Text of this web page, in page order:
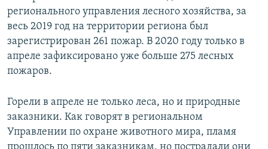
регионального управления лесного хозяйства, за
весь 2019 год на территории региона был
зарегистрирован 261 пожар. В 2020 году только в
апреле зафиксировано уже больше 275 лесных
пожаров.
Горели в апреле не только леса, но и природные
заказники. Как говорят в региональном
Управлении по охране животного мира, пламя
прошлось по пяти заказникам, но пострадали они